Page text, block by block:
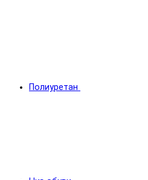
Полиуретан